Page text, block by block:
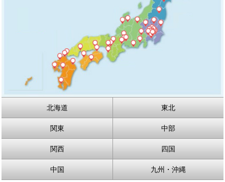
北海道 東北
関東 中部
関西 四国
中国 九州・沖縄